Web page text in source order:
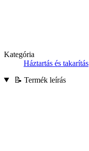
Kategória
Háztartás és takarítás
📝 Termék leírás